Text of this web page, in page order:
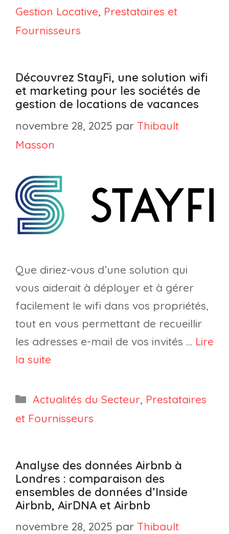
Gestion Locative, Prestataires et
Fournisseurs
Découvrez StayFi, une solution wifi
et marketing pour les sociétés de
gestion de locations de vacances
novembre 28, 2025 par Thibault
Masson
Que diriez-vous d’une solution qui
vous aiderait à déployer et à gérer
facilement le wifi dans vos propriétés,
tout en vous permettant de recueillir
les adresses e-mail de vos invités … Lire
la suite
Catégories
Actualités du Secteur, Prestataires
et Fournisseurs
Analyse des données Airbnb à
Londres : comparaison des
ensembles de données d’Inside
Airbnb, AirDNA et Airbnb
novembre 28, 2025 par Thibault